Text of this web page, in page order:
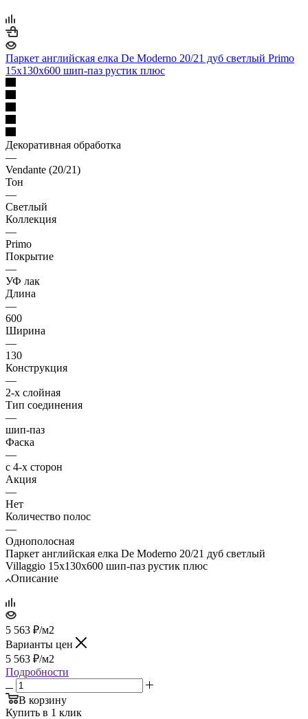
Паркет английская елка De Moderno 20/21 дуб светлый Primo
15х130х600 шип-паз рустик плюс
Декоративная обработка
—
Vendante (20/21)
Тон
—
Светлый
Коллекция
—
Primo
Покрытие
—
УФ лак
Длина
—
600
Ширина
—
130
Конструкция
—
2-х слойная
Тип соединения
—
шип-паз
Фаска
—
с 4-х сторон
Акция
—
Нет
Количество полос
—
Однополосная
Паркет английская елка De Moderno 20/21 дуб светлый
Villaggio 15х130х600 шип-паз рустик плюс
Описание
5 563 ₽/м2
Варианты цен
5 563 ₽/м2
Подробности
В корзину
Купить в 1 клик